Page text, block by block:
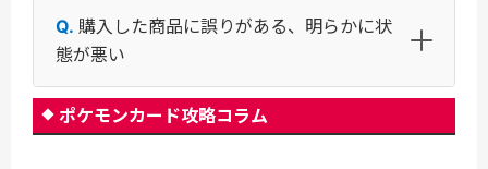
購入した商品に誤りがある、明らかに状
態が悪い
ポケモンカード攻略コラム